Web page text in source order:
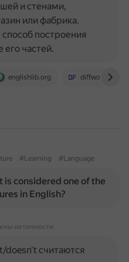
englishlib.org diffword.com
и стенами,
или фабрика.
построения
частей.
#Learning #Language
considered one of the
in English?
неточности
doesn't считаются